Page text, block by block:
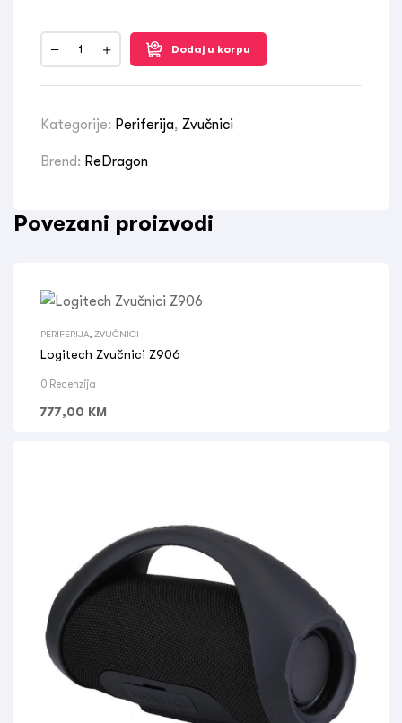
Dodaj u korpu
Kategorije: Periferija, Zvučnici
Brend: ReDragon
Povezani proizvodi
PERIFERIJA ZVUČNICI
Logitech Zvučnici Z906
0 Recenzija
777,00 KM